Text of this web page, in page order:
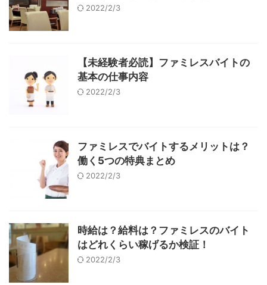
2022/2/3
【未経験者必読】ファミレスバイトの
基本の仕事内容
2022/2/3
ファミレスでバイトするメリットは？
働く5つの特典まとめ
2022/2/3
時給は？給料は？ファミレスのバイト
はどれくらい稼げるか検証！
2022/2/3